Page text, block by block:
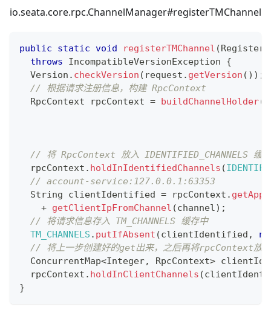
io.seata.core.rpc.ChannelManager#registerTMChannel
public static void registerTMChannel (
throws
IncompatibleVersionException
{
Version . checkVersion ( request . getVersion ( ) ) ;
// 根据请求注册信息，构建 RpcContext
RpcContext rpcContext = buildChannelHolder(
// 将 RpcContext 放入 IDENTIFIED_CHANNELS 缓
  rpcContext
. holdInIdentifiedChannels (
// account-service:127.0.0.1:63353
String clientIdentified = rpcContext .
+ getClientIpFromChannel (channel) ;
// 将请求信息存入 TM_CHANNELS 缓存中
TM_CHANNELS . putIfAbsent (clientIdentified ,
// 将上一步创建好的get出来，之后再将rpcContext放
ConcurrentMap<Integer, RpcContext>
  rpcContext
. holdInClientChannels (
}